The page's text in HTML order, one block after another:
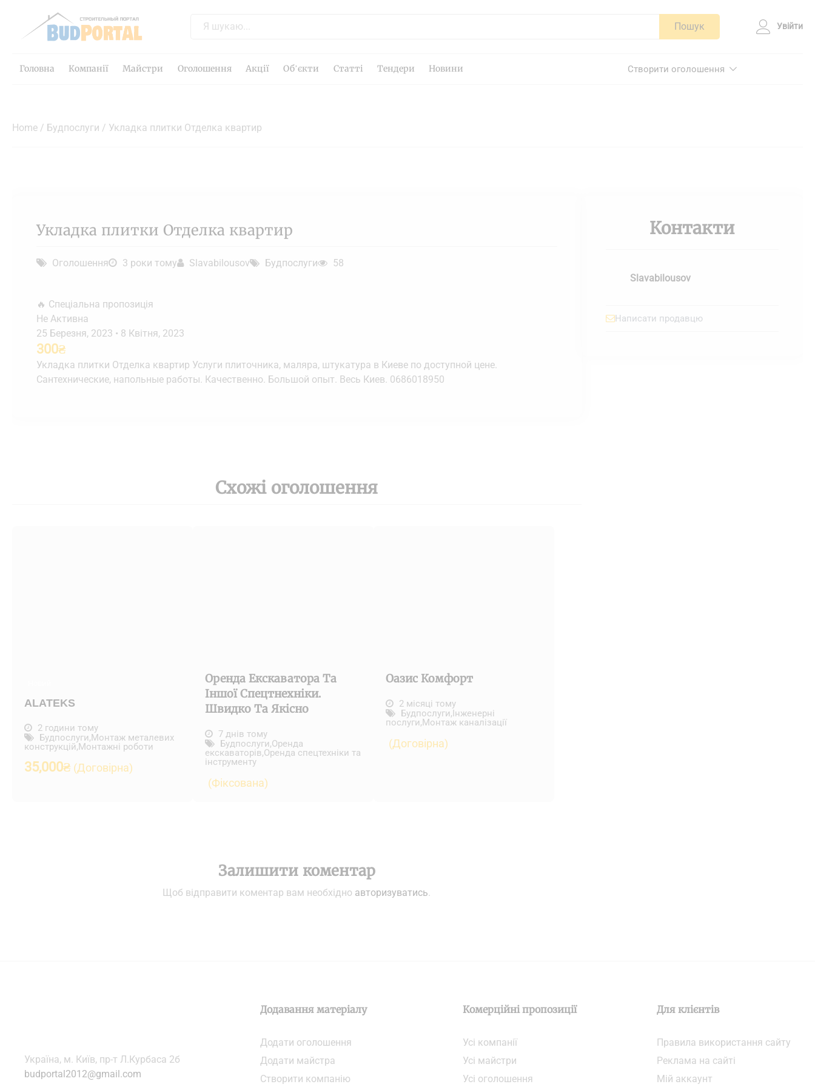
Пошук Увійти
Створити оголошення
Головна Компанії Майстри Оголошення Акції Об’єкти Статті Тендери Новини
Home / Будпослуги / Укладка плитки Отделка квартир
Укладка плитки Отделка квартир
Оголошення 3 роки тому Slavabilousov Будпослуги 58
🔥 Спеціальна пропозиція
Не Активна
25 Березня, 2023 • 8 Квітня, 2023
300₴
Укладка плитки Отделка квартир Услуги плиточника, маляра, штукатура в Киеве по доступной цене.
Сантехнические, напольные работы. Качественно. Большой опыт. Весь Киев. 0686018950
Схожі оголошення
ALATEKS
2 години тому
Будпослуги,Монтаж металевих
конструкцій,Монтажні роботи
35,000₴ (Договірна)
Оренда Екскаватора Та
Іншої Спецтнехніки.
Швидко Та Якісно
7 днів тому
Будпослуги,Оренда
екскаваторів,Оренда спецтехніки та
інструменту
(Фіксована)
Оазис Комфорт
2 місяці тому
Будпослуги,Інженерні
послуги,Монтаж каналізації
(Договірна)
Залишити коментар
Щоб відправити коментар вам необхідно авторизуватись.
Контакти
Slavabilousov
Написати продавцю
Українa, м. Київ, пр-т Л.Курбаса 2б
budportal2012@gmail.com
Додавання матеріалу
Додати oголошення
Додати майстра
Створити компанiю
Комерційні пропозиції
Усі компанії
Усі майстри
Усі оголошення
Для клієнтів
Правила використання сайту
Реклама на сайті
Мій аккаунт